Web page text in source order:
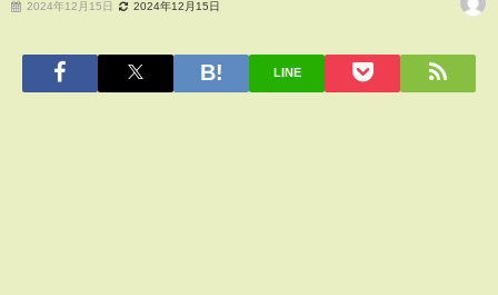
2024年12月15日 2024年12月15日
LINE